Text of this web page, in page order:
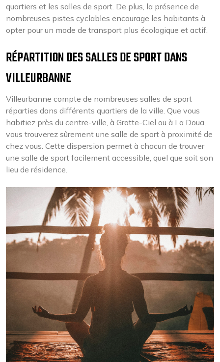
quartiers et les salles de sport. De plus, la présence de
nombreuses pistes cyclables encourage les habitants à
opter pour un mode de transport plus écologique et actif.
RÉPARTITION DES SALLES DE SPORT DANS
VILLEURBANNE
Villeurbanne compte de nombreuses salles de sport
réparties dans différents quartiers de la ville. Que vous
habitiez près du centre-ville, à Gratte-Ciel ou à La Doua,
vous trouverez sûrement une salle de sport à proximité de
chez vous. Cette dispersion permet à chacun de trouver
une salle de sport facilement accessible, quel que soit son
lieu de résidence.